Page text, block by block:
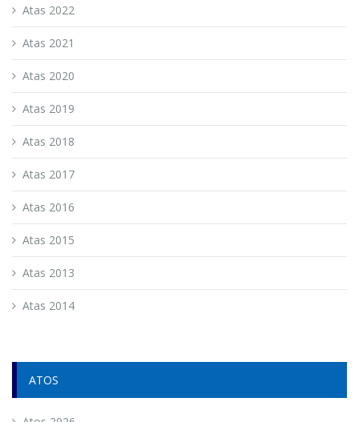
Atas 2022
Atas 2021
Atas 2020
Atas 2019
Atas 2018
Atas 2017
Atas 2016
Atas 2015
Atas 2013
Atas 2014
ATOS